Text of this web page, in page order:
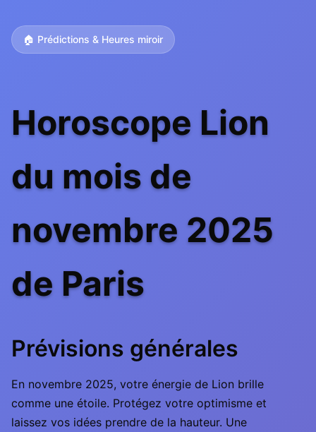
🏠 Prédictions & Heures miroir
Horoscope Lion
du mois de
novembre 2025
de Paris
Prévisions générales
En novembre 2025, votre énergie de Lion brille
comme une étoile. Protégez votre optimisme et
laissez vos idées prendre de la hauteur. Une